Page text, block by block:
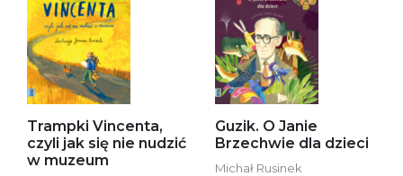
Trampki Vincenta,
czyli jak się nie nudzić
w muzeum
Guzik. O Janie
Brzechwie dla dzieci
Michał Rusinek